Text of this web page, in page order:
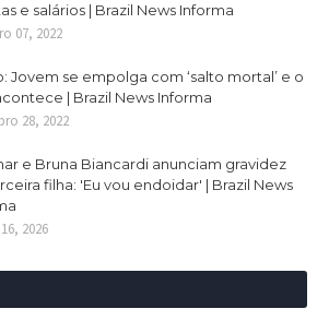
e salários | Brazil News Informa
07, 2022
Jovem se empolga com ‘salto mortal’ e o
| Brazil News Informa
28, 2022
e Bruna Biancardi anunciam gravidez
filha: 'Eu vou endoidar' | Brazil News
2026